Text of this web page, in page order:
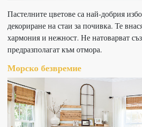
Пастелните цветове са най-добрия
декориране на стаи за почивка. Те
хармония и нежност. Не натоварват
предразполагат към отмора.
Морско безвремие